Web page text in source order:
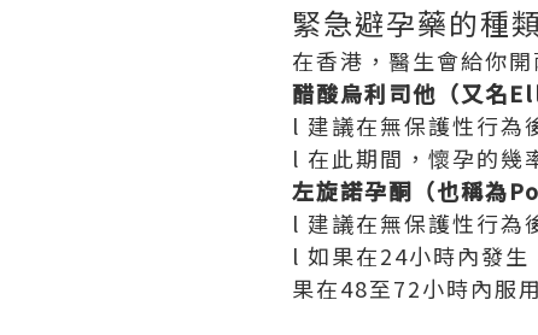
緊急避孕藥的種類
在香港，醫生會給你
醋酸烏利司他（又名
l 建議在無保護性行為
l 在此期間，懷孕的幾
左旋諾孕酮（也稱為
l 建議在無保護性行為
l 如果在24小時內發
果在48至72小時內服